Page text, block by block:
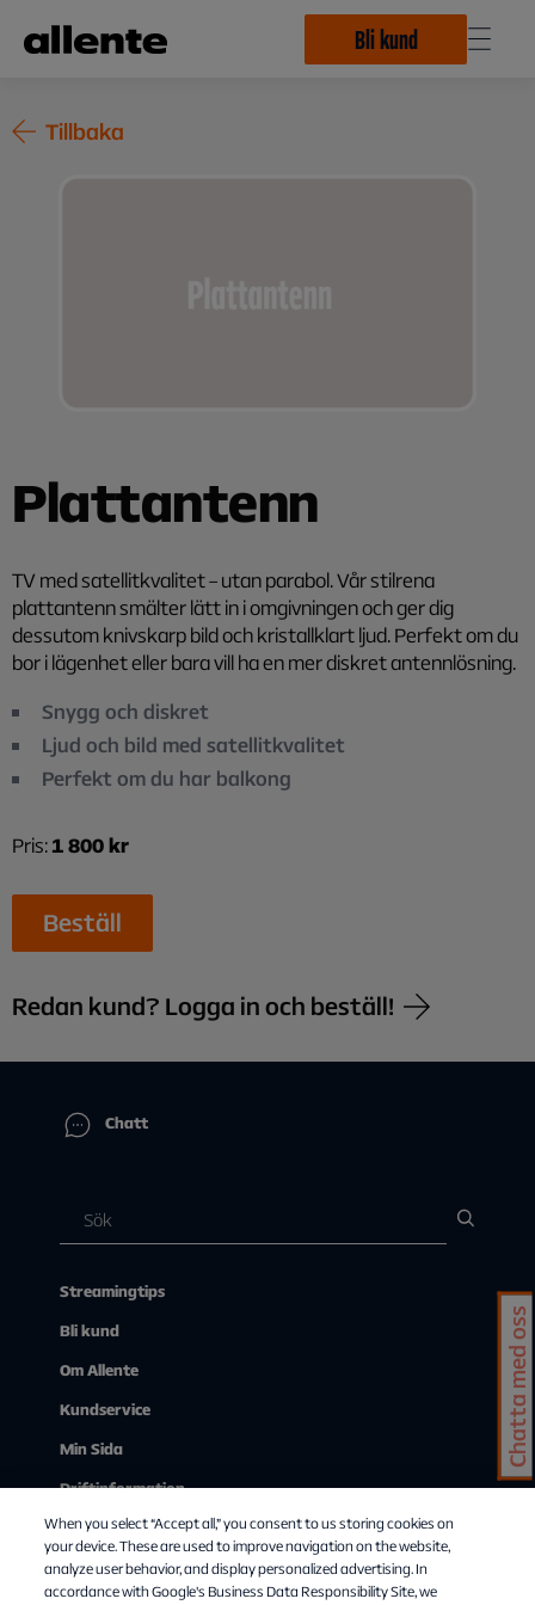
Bli kund
Tillbaka
Plattantenn
TV med satellitkvalitet – utan parabol. Vår stilrena
plattantenn smälter lätt in i omgivningen och ger dig
dessutom knivskarp bild och kristallklart ljud. Perfekt om du
bor i lägenhet eller bara vill ha en mer diskret antennlösning.
Snygg och diskret
Ljud och bild med satellitkvalitet
Perfekt om du har balkong
Pris:1 800 kr
Beställ
Redan kund? Logga in och beställ!
Chatt
Streamingtips
Bli kund
Om Allente
Kundservice
Min Sida
Driftinformation
Se på tv via webben
When you select “Accept all,” you consent to us storing cookies on
your device. These are used to improve navigation on the website,
analyze user behavior, and display personalized advertising. In
accordance with Google's Business Data Responsibility Site, we
Chatta med oss